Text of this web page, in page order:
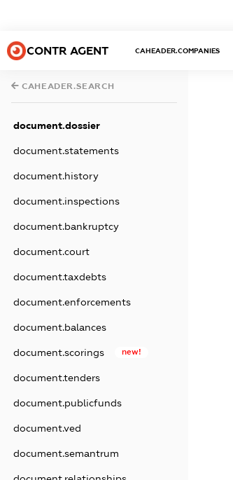
CONTR AGENT CAHEADER.COMPANIES
CAHEADER.SEARCH
document.dossier
document.statements
document.history
document.inspections
document.bankruptcy
document.court
document.taxdebts
document.enforcements
document.balances
document.scorings new!
document.tenders
document.publicfunds
document.ved
document.semantrum